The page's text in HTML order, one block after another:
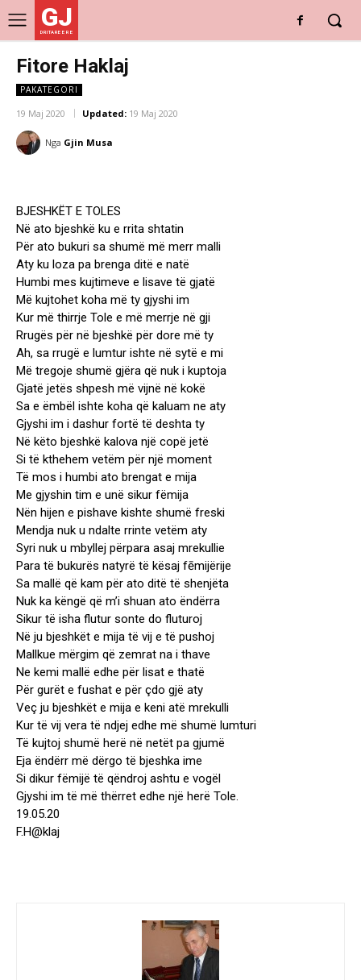
GJ
DRITARE E RE
Fitore Haklaj
PAKATEGORI
19 Maj 2020 Updated: 19 Maj 2020
Nga Gjin Musa
BJESHKËT E TOLES
Në ato bjeshkë ku e rrita shtatin
Për ato bukuri sa shumë më merr malli
Aty ku loza pa brenga ditë e natë
Humbi mes kujtimeve e lisave të gjatë
Më kujtohet koha më ty gjyshi im
Kur më thirrje Tole e më merrje në gji
Rrugës për në bjeshkë për dore më ty
Ah, sa rrugë e lumtur ishte në sytë e mi
Më tregoje shumë gjëra që nuk i kuptoja
Gjatë jetës shpesh më vijnë në kokë
Sa e ëmbël ishte koha që kaluam ne aty
Gjyshi im i dashur fortë të deshta ty
Në këto bjeshkë kalova një copë jetë
Si të kthehem vetëm për një moment
Të mos i humbi ato brengat e mija
Me gjyshin tim e unë sikur fëmija
Nën hijen e pishave kishte shumë freski
Mendja nuk u ndalte rrinte vetëm aty
Syri nuk u mbyllej përpara asaj mrekullie
Para të bukurës natyrë të kësaj fēmijërije
Sa mallë që kam për ato ditë të shenjëta
Nuk ka këngë që m’i shuan ato ëndërra
Sikur të isha flutur sonte do fluturoj
Në ju bjeshkët e mija të vij e të pushoj
Mallkue mërgim që zemrat na i thave
Ne kemi mallë edhe për lisat e thatë
Për gurët e fushat e për çdo gjë aty
Veç ju bjeshkët e mija e keni atë mrekulli
Kur të vij vera të ndjej edhe më shumë lumturi
Të kujtoj shumë herë në netët pa gjumë
Eja ëndërr më dërgo të bjeshka ime
Si dikur fëmijë të qëndroj ashtu e vogël
Gjyshi im të më thërret edhe një herë Tole.
19.05.20
F.H@klaj